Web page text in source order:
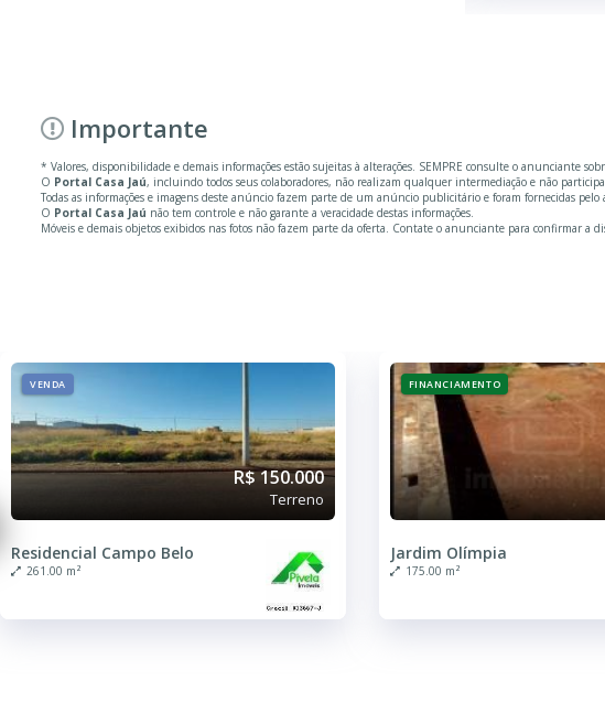
Importante
* Valores, disponibilidade e demais informações estão sujeitas à alterações. SEMPRE consulte o anunciante
O Portal Casa Jaú, incluindo todos seus colaboradores, não realizam qualquer intermediação e não
Todas as informações e imagens deste anúncio fazem parte de um anúncio publicitário e foram fornecidas
O Portal Casa Jaú não tem controle e não garante a veracidade destas informações.
Móveis e demais objetos exibidos nas fotos não fazem parte da oferta. Contate o anunciante para confirmar a
VENDA
R$ 150.000
Terreno
Residencial Campo Belo
261.00 m²
FINANCIAMENTO
Jardim Olímpia
175.00 m²